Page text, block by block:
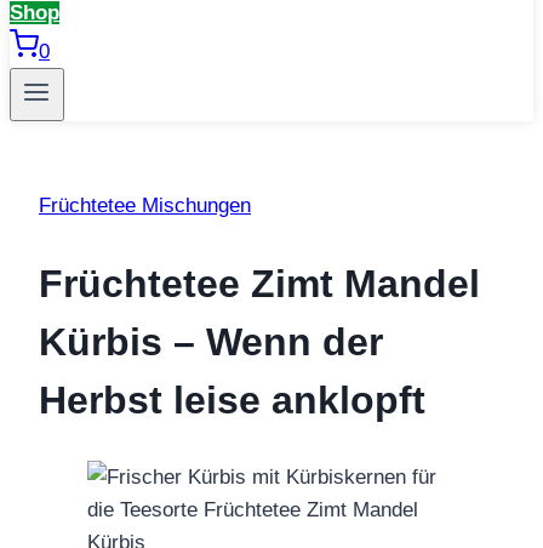
Shop
0
Früchtetee Mischungen
Früchtetee Zimt Mandel
Kürbis – Wenn der
Herbst leise anklopft